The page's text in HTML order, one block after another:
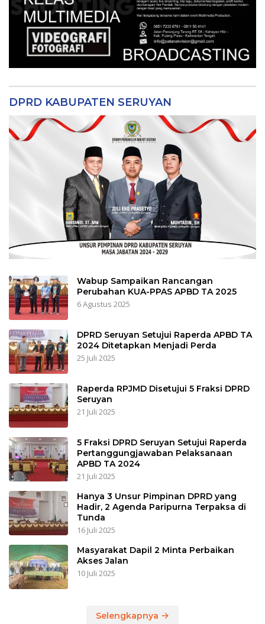
DPRD KABUPATEN SERUYAN
Wabup Sampaikan Rancangan
Perubahan KUA-PPAS APBD TA 2025
6 Agustus 2025
DPRD Seruyan Setujui Raperda APBD TA
2024 Ditetapkan Menjadi Perda
25 Juli 2025
Raperda RPJMD Disetujui 5 Fraksi DPRD
Seruyan
21 Juli 2025
5 Fraksi DPRD Seruyan Setujui Raperda
Pertanggungjawaban Pelaksanaan
APBD TA 2024
21 Juli 2025
Hanya 3 Unsur Pimpinan DPRD yang
Hadir, 2 Agenda Paripurna Terpaksa di
Tunda
16 Juli 2025
Masyarakat Dapil 2 Minta Perbaikan
Akses Jalan
10 Juli 2025
Selengkapnya